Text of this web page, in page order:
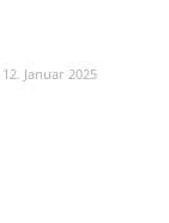
12. Januar 2025